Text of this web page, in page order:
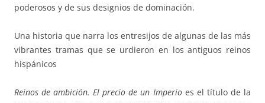
poderosos y de sus designios de dominación.
Una historia que narra los entresijos de algunas de las más
vibrantes tramas que se urdieron en los antiguos reinos
hispánicos
Reinos de ambición. El precio de un Imperioes el título de la